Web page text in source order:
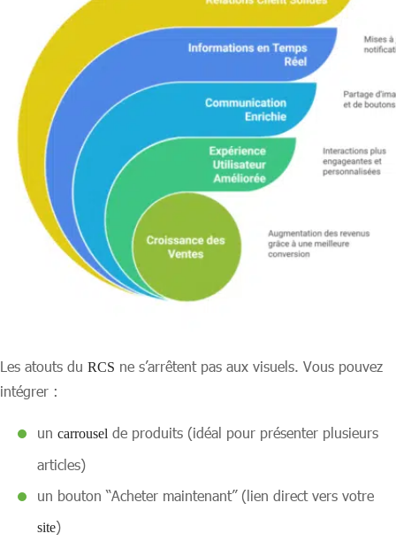
Les atouts du RCS ne s’arrêtent pas aux visuels. Vous pouvez
intégrer :
un carrousel de produits (idéal pour présenter plusieurs
articles)
un bouton “Acheter maintenant” (lien direct vers votre
site)